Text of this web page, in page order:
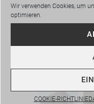
Wir verwenden Cookies, um
optimieren.
COOKIE-RICHTLINIE
Visualisierung